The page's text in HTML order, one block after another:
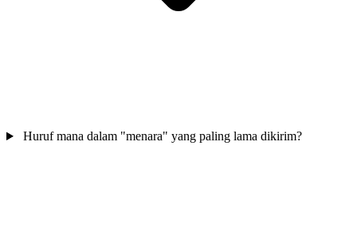
Huruf mana dalam "menara" yang paling lama dikirim?